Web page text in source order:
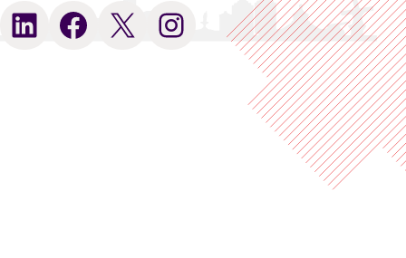
LinkedIn Facebook X Instagram